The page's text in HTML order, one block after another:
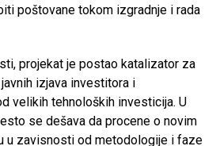
poštovane tokom izgradnje i rada
projekat je postao katalizator za
izjava investitora i
velikih tehnoloških investicija. U
se dešava da procene o novim
u zavisnosti od metodologije i faze